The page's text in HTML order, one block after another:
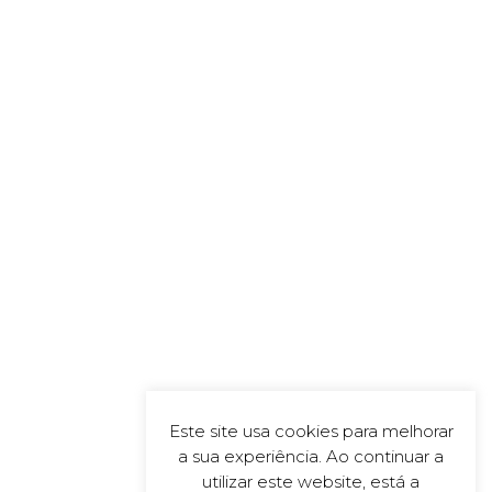
Este site usa cookies para melhorar
a sua experiência. Ao continuar a
utilizar este website, está a